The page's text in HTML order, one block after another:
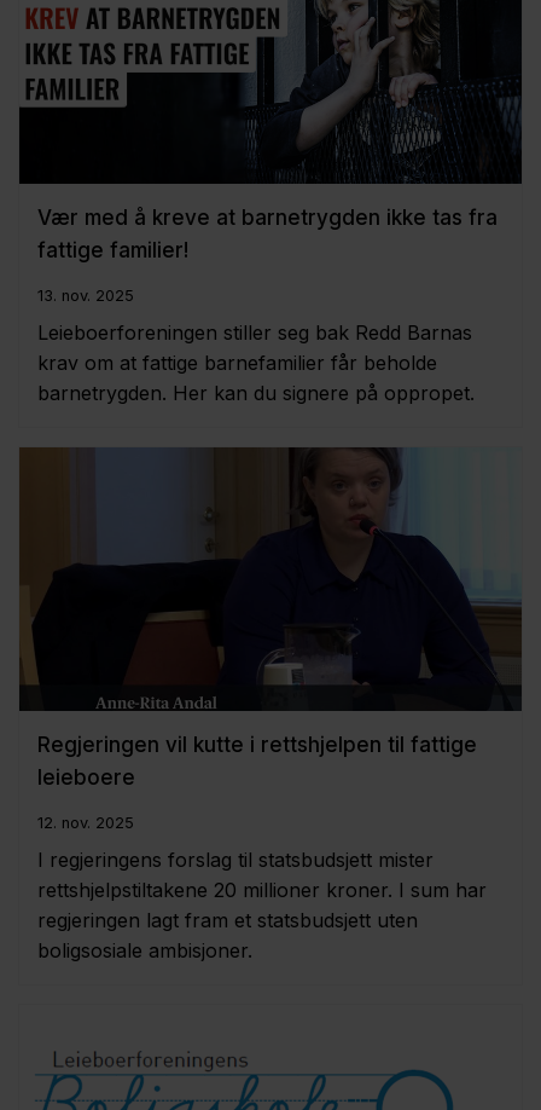
Vær med å kreve at barnetrygden ikke tas fra
fattige familier!
13. nov. 2025
Leieboerforeningen stiller seg bak Redd Barnas
krav om at fattige barnefamilier får beholde
barnetrygden. Her kan du signere på oppropet.
Regjeringen vil kutte i rettshjelpen til fattige
leieboere
12. nov. 2025
I regjeringens forslag til statsbudsjett mister
rettshjelpstiltakene 20 millioner kroner. I sum har
regjeringen lagt fram et statsbudsjett uten
boligsosiale ambisjoner.